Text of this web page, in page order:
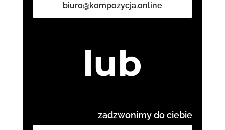
biuro@kompozycja.online
lub
zadzwonimy do ciebie